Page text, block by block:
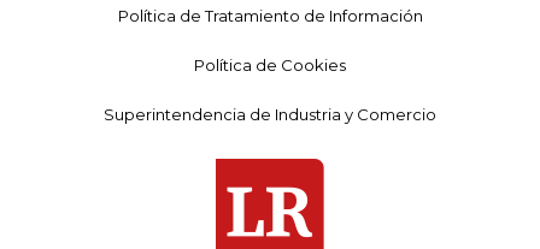
Política de Tratamiento de Información
Política de Cookies
Superintendencia de Industria y Comercio